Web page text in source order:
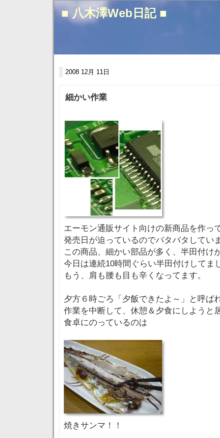
■ 八木澤Web日記 ■
2008 12月 11日
細かい作業
エーモン通販サイト向けの新商品を作っ
発売日が迫っているのでバタバタしてい
この商品、細かい部品が多く、半田付け
今日は連続10時間ぐらい半田付けしてま
もう、肩も腰も目も辛くなってます。
夕方６時ごろ「夕飯できたよ～」と呼ば
作業を中断して、休憩＆夕食にしようと
食卓にのっているのは
焼きサンマ！！